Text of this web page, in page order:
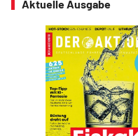
Aktuelle Ausgabe